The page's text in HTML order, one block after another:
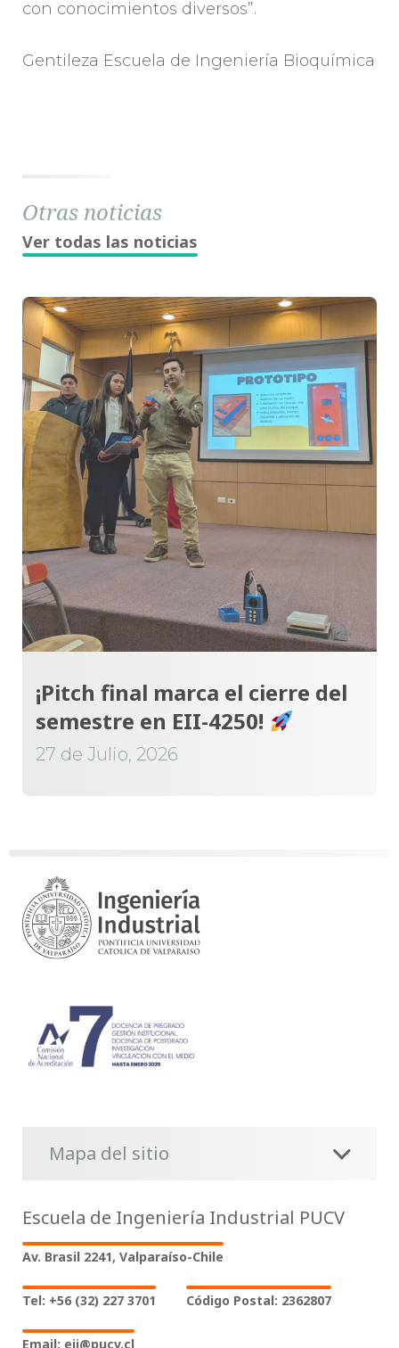
con conocimientos diversos”.
Gentileza Escuela de Ingeniería Bioquímica
Otras noticias
Ver todas las noticias
¡Pitch final marca el cierre del
semestre en EII-4250!
27 de Julio, 2026
Mapa del sitio
Escuela de Ingeniería Industrial PUCV
Av. Brasil 2241, Valparaíso-Chile
Tel: +56 (32) 227 3701 Código Postal: 2362807
Email: eii@pucv.cl